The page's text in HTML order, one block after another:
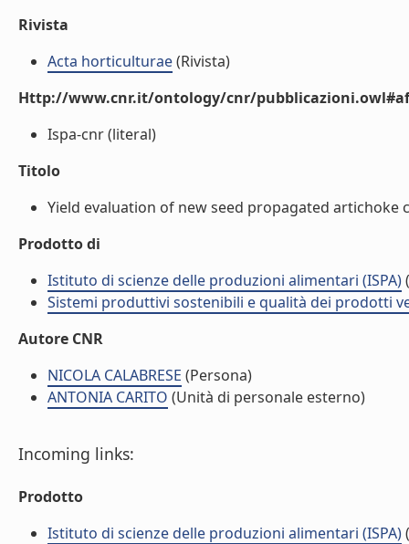
Rivista
Acta horticulturae(Rivista)
Http://www.cnr.it/ontology/cnr/
Ispa-cnr (literal)
Titolo
Yield evaluation of new seed propagated artichoke
Prodotto di
Istituto di scienze delle produzioni alimentari (ISPA)
Sistemi produttivi sostenibili e qualità dei prodotti
Autore CNR
NICOLA CALABRESE (Persona)
ANTONIA CARITO (Unità di personale esterno)
Incoming links:
Prodotto
Istituto di scienze delle produzioni alimentari (ISPA)